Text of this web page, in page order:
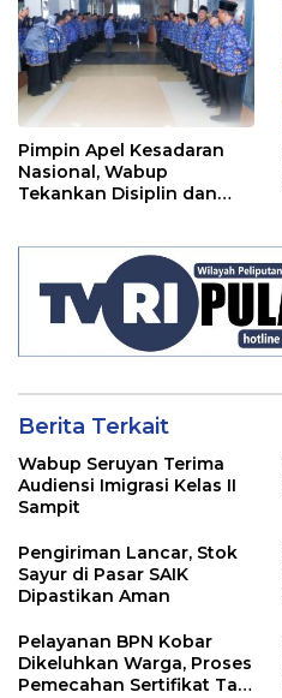
2024
Pimpin Apel Kesadaran
Nasional, Wabup
Tekankan Disiplin dan
Berita Terkait
Wabup Seruyan Terima
Audiensi Imigrasi Kelas II
Sampit
Pengiriman Lancar, Stok
Sayur di Pasar SAIK
Dipastikan Aman
Pelayanan BPN Kobar
Dikeluhkan Warga, Proses
Pemecahan Sertifikat Tak